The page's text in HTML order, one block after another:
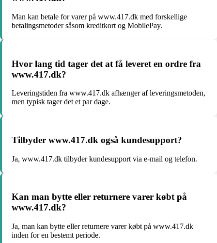
Man kan betale for varer på www.417.dk med forskellige
betalingsmetoder såsom kreditkort og MobilePay.
Hvor lang tid tager det at få leveret en ordre fra
www.417.dk?
Leveringstiden fra www.417.dk afhænger af leveringsmetoden,
men typisk tager det et par dage.
Tilbyder www.417.dk også kundesupport?
Ja, www.417.dk tilbyder kundesupport via e-mail og telefon.
Kan man bytte eller returnere varer købt på
www.417.dk?
Ja, man kan bytte eller returnere varer købt på www.417.dk
inden for en bestemt periode.